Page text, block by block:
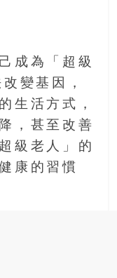
成為「超級
變基因，
生活方式，
，甚至改善
級老人」的
康的習慣